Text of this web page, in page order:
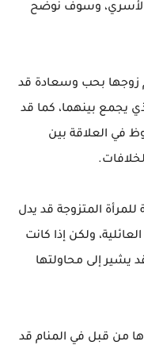
الأسري، وسوف نوضح
زوجها بحب وسعادة قد
يجمع بينهما، كما قد
في العلاقة بين
المتزوجة قد يدل
ولكن إذا كانت
يشير إلى محاولتها
من قبل في المنام قد